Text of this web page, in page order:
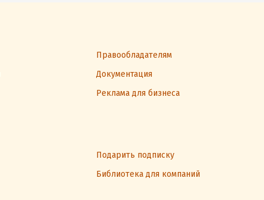
Правообладателям
Документация
Реклама для бизнеса
Подарить подписку
Библиотека для компаний